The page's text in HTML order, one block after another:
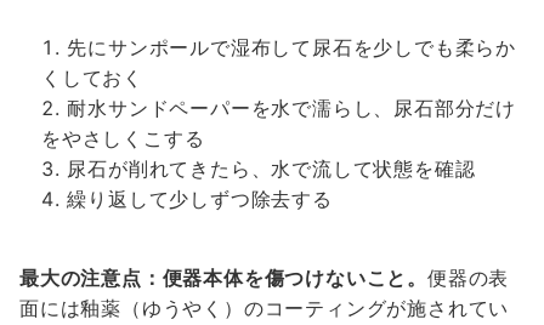
先にサンポールで湿布して尿石を少しでも柔らか
くしておく
耐水サンドペーパーを水で濡らし、尿石部分だけ
をやさしくこする
尿石が削れてきたら、水で流して状態を確認
繰り返して少しずつ除去する
最大の注意点：便器本体を傷つけないこと。 便器の表
面には釉薬（ゆうやく）のコーティングが施されてい